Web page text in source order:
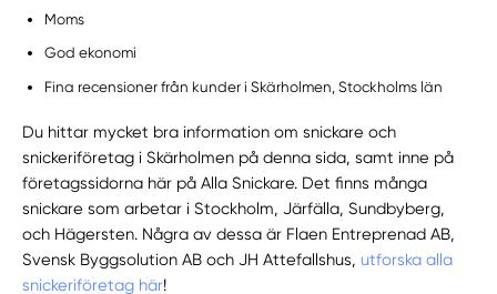
Moms
God ekonomi
Fina recensioner från kunder i Skärholmen, Stockholms län
Du hittar mycket bra information om snickare och
snickeriföretag i Skärholmen på denna sida, samt inne på
företagssidorna här på Alla Snickare. Det finns många
snickare som arbetar i Stockholm, Järfälla, Sundbyberg,
och Hägersten. Några av dessa är Flaen Entreprenad AB,
Svensk Byggsolution AB och JH Attefallshus,utforska alla
snickeriföretag här!